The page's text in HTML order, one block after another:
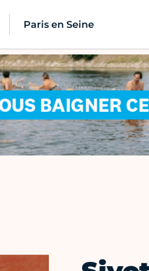
Paris en Seine